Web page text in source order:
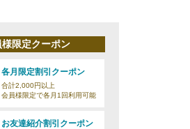
様限定クーポン
各月限定割引クーポン
合計2,000円以上
会員様限定で各月1回利用可能
お友達紹介割引クーポン